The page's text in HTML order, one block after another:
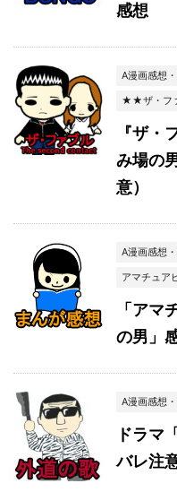
感想
A漫画感想
★★ザ・フ
『ザ・
み場の
意）
A漫画感想
アマチュア
「アマ
の男」
A漫画感想
ドラマ
バレ注意